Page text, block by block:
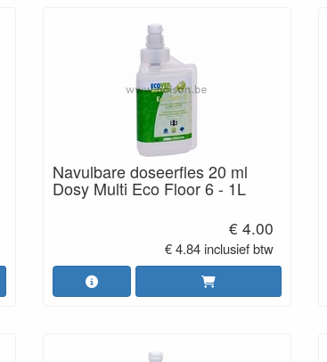
Navulbare doseerfles 20 ml
Dosy Multi Eco Floor 6 - 1L
€ 4.00
€ 4.84 inclusief btw